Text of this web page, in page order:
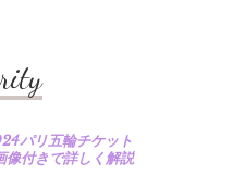
上
下
パリ五輪チケット
像付きで詳しく解説